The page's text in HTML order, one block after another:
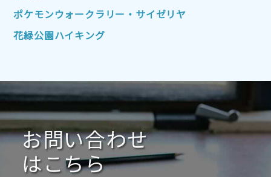
2022年1月 2021年12月 2021年11月
2021年10月 2021年9月
2021年1月 2020年12月 2020年11月
2020年10月 2020年9月 2020年8月
2020年7月 2020年6月 2020年5月
2020年4月 2020年3月 2020年2月
ポケモンウォークラリー・サイゼリヤ
花緑公園ハイキング
お問い合わせ
はこちら